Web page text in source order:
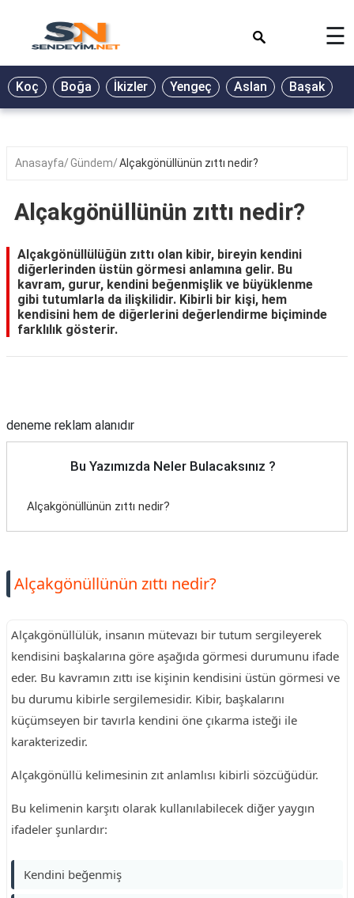
BİYOGRAFİ
GALERİ
ŞİİR
RÜYA
TABİRLERİ
TÜRKÜ
SÖZLERİ
Bize
☰
Koç Boğa İkizler Yengeç Aslan Başak
Anasayfa Gündem Alçakgönüllünün zıttı nedir?
Alçakgönüllünün zıttı nedir?
Alçakgönüllülüğün zıttı olan kibir, bireyin kendini
diğerlerinden üstün görmesi anlamına gelir. Bu
kavram, gurur, kendini beğenmişlik ve büyüklenme
gibi tutumlarla da ilişkilidir. Kibirli bir kişi, hem
kendisini hem de diğerlerini değerlendirme biçiminde
farklılık gösterir.
deneme reklam alanıdır
Bu Yazımızda Neler Bulacaksınız ?
Alçakgönüllünün zıttı nedir?
Alçakgönüllünün zıttı nedir?
Alçakgönüllülük, insanın mütevazı bir tutum sergileyerek
kendisini başkalarına göre aşağıda görmesi durumunu ifade
eder. Bu kavramın zıttı ise kişinin kendisini üstün görmesi ve
bu durumu kibirle sergilemesidir. Kibir, başkalarını
küçümseyen bir tavırla kendini öne çıkarma isteği ile
karakterizedir.
Alçakgönüllü kelimesinin zıt anlamlısı kibirli sözcüğüdür.
Bu kelimenin karşıtı olarak kullanılabilecek diğer yaygın
ifadeler şunlardır:
Kendini beğenmiş